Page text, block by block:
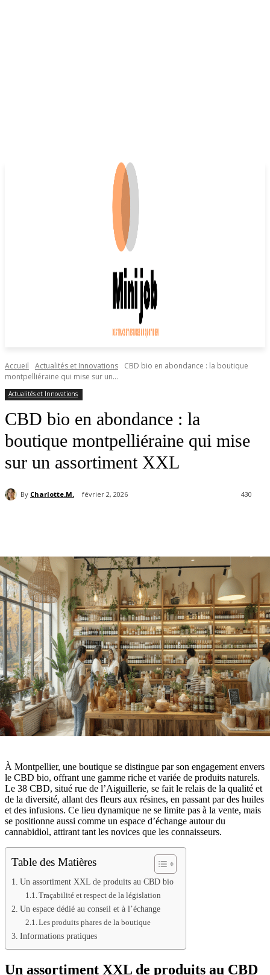
Accueil Actualités et Innovations
CBD bio en abondance : la boutique
montpelliéraine qui mise sur un...
Actualités et Innovations
CBD bio en abondance : la
boutique montpelliéraine qui mise
sur un assortiment XXL
By Charlotte.M. février 2, 2026 430
À Montpellier, une boutique se distingue par son engagement envers
le CBD bio, offrant une gamme riche et variée de produits naturels.
Le 38 CBD, situé rue de l’Aiguillerie, se fait le relais de la qualité et
de la diversité, allant des fleurs aux résines, en passant par des huiles
et des infusions. Ce lieu dynamique ne se limite pas à la vente, mais
se positionne aussi comme un espace d’échange autour du
cannabidiol, attirant tant les novices que les connaisseurs.
Table des Matières
Un assortiment XXL de produits au CBD bio
Traçabilité et respect de la législation
Un espace dédié au conseil et à l’échange
Les produits phares de la boutique
Informations pratiques
Un assortiment XXL de produits au CBD